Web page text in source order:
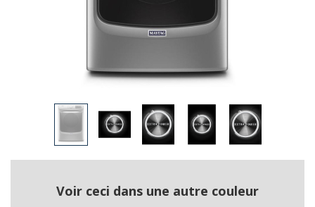
Voir ceci dans une autre couleur